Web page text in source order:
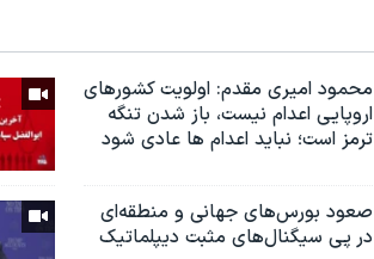
محمود امیری مقدم: اولویت کشورهای
اروپایی اعدام نیست، باز شدن تنگه
ترمز است؛ نباید اعدام ها عادی شود
صعود بورس‌های جهانی و منطقه‌ای
در پی سیگنال‌های مثبت دیپلماتیک